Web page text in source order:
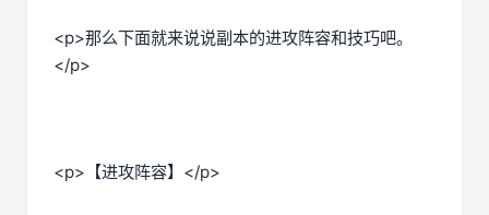
<p>那么下面就来说说副本的进攻阵容和技巧吧。
</p>
<p>【进攻阵容】</p>